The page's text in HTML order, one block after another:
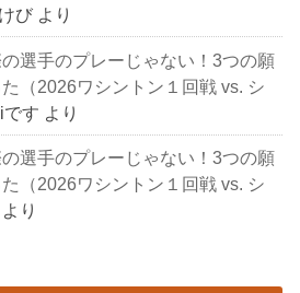
び より
の選手のプレーじゃない！3つの願
（2026ワシントン１回戦 vs. シ
です より
の選手のプレーじゃない！3つの願
（2026ワシントン１回戦 vs. シ
より